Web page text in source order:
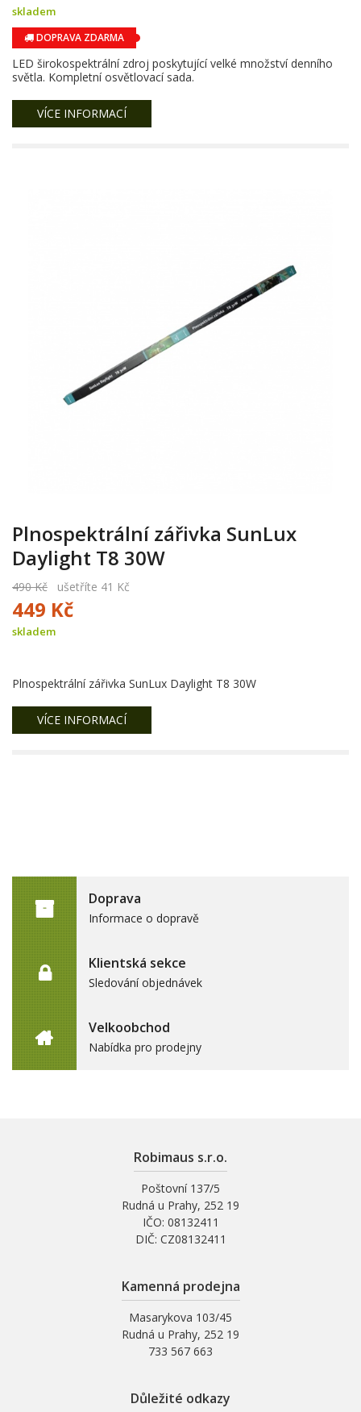
skladem
DOPRAVA ZDARMA
LED širokospektrální zdroj poskytující velké množství denního
světla. Kompletní osvětlovací sada.
VÍCE INFORMACÍ
Plnospektrální zářivka SunLux
Daylight T8 30W
490 Kč ušetříte 41 Kč
449 Kč
skladem
Plnospektrální zářivka SunLux Daylight T8 30W
VÍCE INFORMACÍ
Doprava
Informace o dopravě
Klientská sekce
Sledování objednávek
Velkoobchod
Nabídka pro prodejny
Robimaus s.r.o.
Poštovní 137/5
Rudná u Prahy, 252 19
IČO: 08132411
DIČ: CZ08132411
Kamenná prodejna
Masarykova 103/45
Rudná u Prahy, 252 19
733 567 663
Důležité odkazy